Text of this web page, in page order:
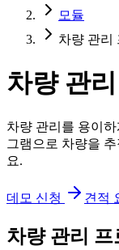
모듈
차량 관리
차량 관
차량 관리를 용이
그램으로 차량을
요.
데모 신청 견적
차량 관리